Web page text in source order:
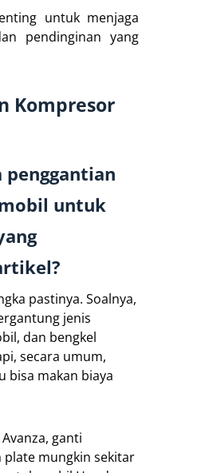
untuk menjaga
pendinginan yang
Kompresor
penggantian
untuk
pastinya. Soalnya,
jenis
dan bengkel
secara umum,
bisa makan biaya
ganti
mungkin sekitar